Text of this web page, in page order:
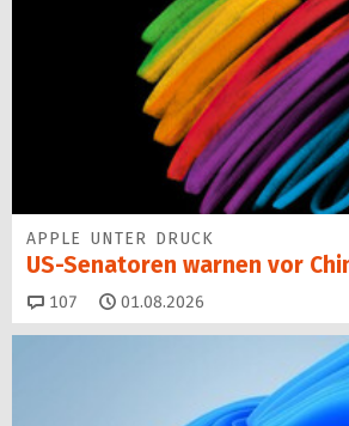
APPLE UNTER DRUCK
US-Senatoren warnen vor
107 Kommentare
01.08.2026